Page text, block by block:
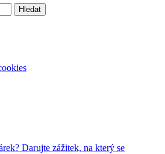
Darujte zážitek, na který se